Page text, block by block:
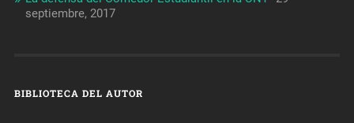
septiembre, 2017
BIBLIOTECA DEL AUTOR